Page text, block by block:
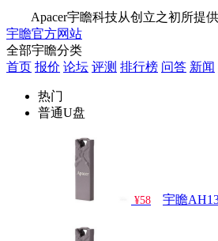
Apacer宇瞻科技从创立之初所提供
宇瞻官方网站
全部宇瞻分类
首页 报价 论坛 评测 排行榜 问答 新闻
热门
普通U盘
¥58 宇瞻